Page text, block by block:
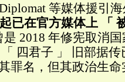
等媒体援引
已在官方媒体上 「
2018 年修宪取消
四君子 」 旧部据
罪名，但其政治生